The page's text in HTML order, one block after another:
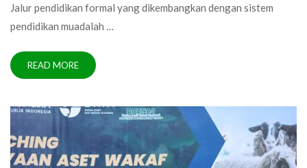
Jalur pendidikan formal yang dikembangkan dengan sistem
pendidikan muadalah …
READ MORE